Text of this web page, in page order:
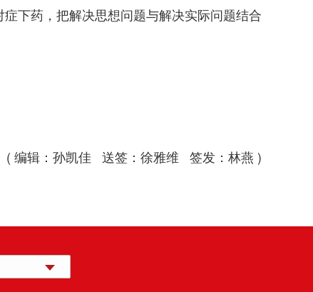
下药，把解决思想问题与解决实际问题结合
( 编辑：孙凯佳 送签：徐雅维 签发：林燕 )